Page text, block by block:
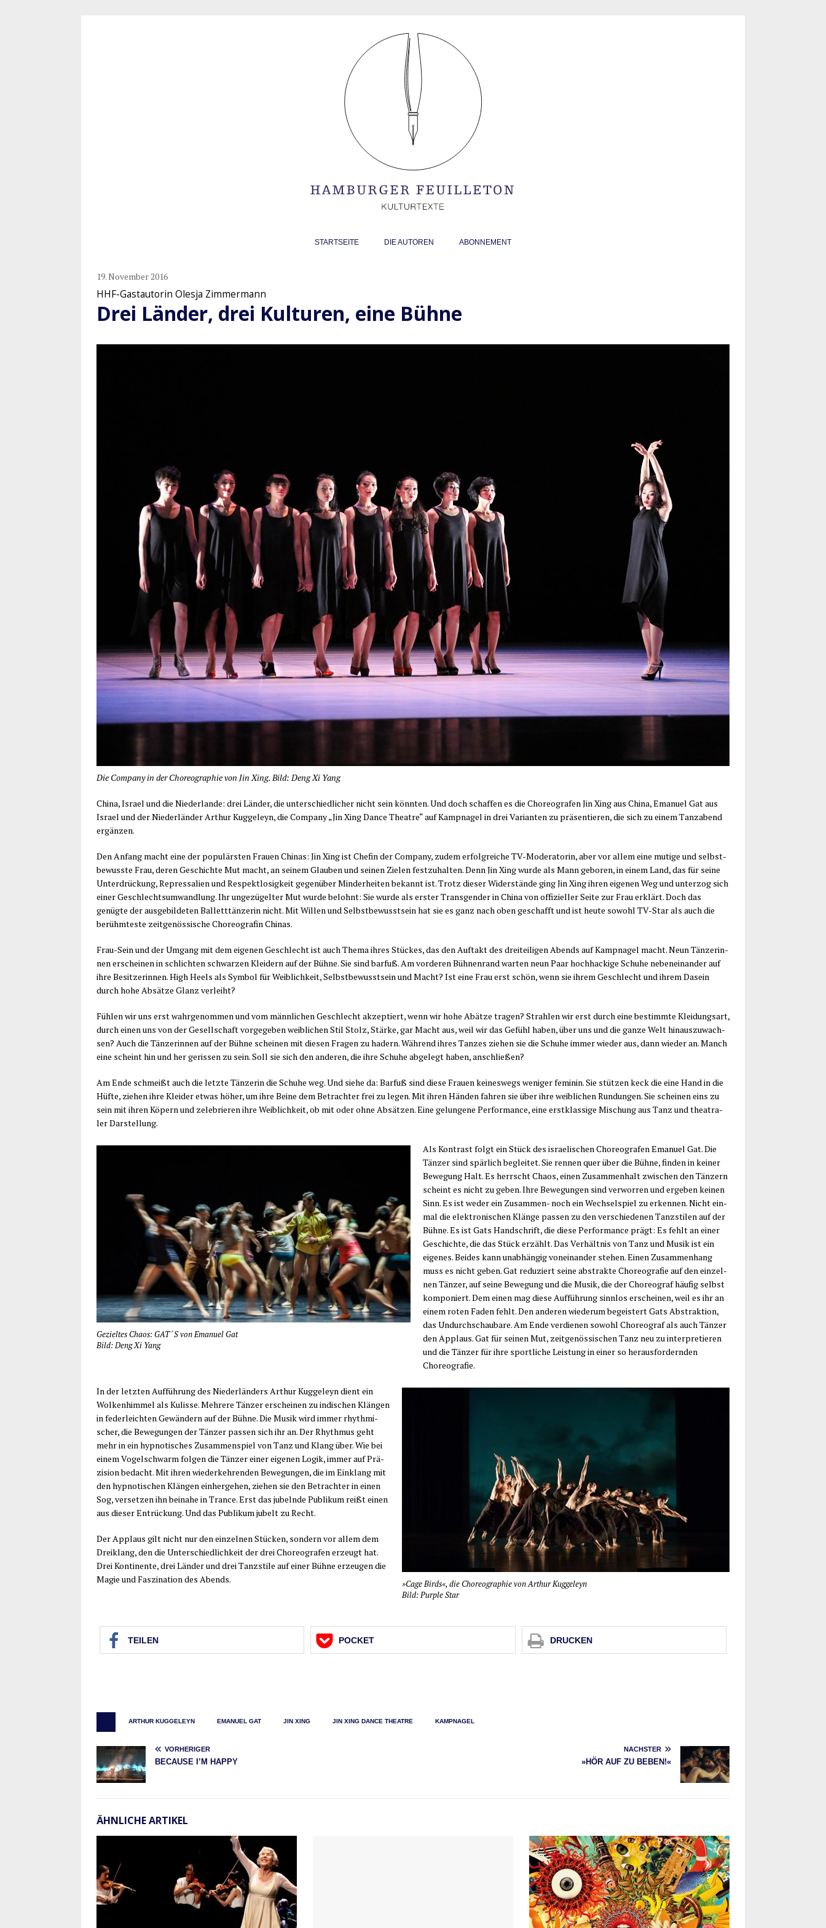
STARTSEITE DIE AUTOREN ABONNEMENT
19. November 2016
HHF-Gastautorin Olesja Zimmermann
Drei Länder, drei Kulturen, eine Bühne
Die Company in der Choreographie von Jin Xing. Bild: Deng Xi Yang
Chi­na, Isra­el und die Nie­der­lan­de: drei Län­der, die unter­schied­li­cher nicht sein könn­ten. Und doch schaf­fen es die Cho­reo­gra­fen Jin Xing aus Chi­na, Ema­nu­el Gat aus
Isra­el und der Nie­der­län­der Arthur Kug­ge­leyn, die Com­pa­ny „Jin Xing Dance Theat­re“ auf Kamp­na­gel in drei Vari­an­ten zu prä­sen­tie­ren, die sich zu einem Tanz­abend
ergänzen.
Den Anfang macht eine der popu­lärs­ten Frau­en Chi­nas: Jin Xing ist Che­fin der Com­pa­ny, zudem erfolg­rei­che TV-Mode­ra­to­rin, aber vor allem eine muti­ge und selbst­
be­wuss­te Frau, deren Geschich­te Mut macht, an sei­nem Glau­ben und sei­nen Zie­len fest­zu­hal­ten. Denn Jin Xing wur­de als Mann gebo­ren, in einem Land, das für sei­ne
Unter­drü­ckung, Repres­sa­li­en und Respekt­lo­sig­keit gegen­über Min­der­hei­ten bekannt ist. Trotz die­ser Wider­stän­de ging Jin Xing ihren eige­nen Weg und unter­zog sich
einer Geschlechts­um­wand­lung. Ihr unge­zü­gel­ter Mut wur­de belohnt: Sie wur­de als ers­ter Trans­gen­der in Chi­na von offi­zi­el­ler Sei­te zur Frau erklärt. Doch das
genüg­te der aus­ge­bil­de­ten Bal­lett­tän­ze­rin nicht. Mit Wil­len und Selbst­be­wusst­sein hat sie es ganz nach oben geschafft und ist heu­te sowohl TV-Star als auch die
berühm­tes­te zeit­ge­nös­si­sche Cho­reo­gra­fin Chinas.
Frau-Sein und der Umgang mit dem eige­nen Geschlecht ist auch The­ma ihres Stü­ckes, das den Auf­takt des drei­tei­li­gen Abends auf Kamp­na­gel macht. Neun Tän­ze­rin­
nen erschei­nen in schlich­ten schwar­zen Klei­dern auf der Büh­ne. Sie sind bar­fuß. Am vor­de­ren Büh­nen­rand war­ten neun Paar hoch­ha­cki­ge Schu­he neben­ein­an­der auf
ihre Besit­ze­rin­nen. High Heels als Sym­bol für Weib­lich­keit, Selbst­be­wusst­sein und Macht? Ist eine Frau erst schön, wenn sie ihrem Geschlecht und ihrem Dasein
durch hohe Absät­ze Glanz verleiht?
Füh­len wir uns erst wahr­ge­nom­men und vom männ­li­chen Geschlecht akzep­tiert, wenn wir hohe Abät­ze tra­gen? Strah­len wir erst durch eine bestimm­te Klei­dungs­art,
durch einen uns von der Gesell­schaft vor­ge­ge­ben weib­li­chen Stil Stolz, Stär­ke, gar Macht aus, weil wir das Gefühl haben, über uns und die gan­ze Welt hin­aus­zu­wach­
sen? Auch die Tän­ze­rin­nen auf der Büh­ne schei­nen mit die­sen Fra­gen zu hadern. Wäh­rend ihres Tan­zes zie­hen sie die Schu­he immer wie­der aus, dann wie­der an. Manch
eine scheint hin und her geris­sen zu sein. Soll sie sich den ande­ren, die ihre Schu­he abge­legt haben, anschließen?
Am Ende schmeißt auch die letz­te Tän­ze­rin die Schu­he weg. Und sie­he da: Bar­fuß sind die­se Frau­en kei­nes­wegs weni­ger femi­nin. Sie stüt­zen keck die eine Hand in die
Hüf­te, zie­hen ihre Klei­der etwas höher, um ihre Bei­ne dem Betrach­ter frei zu legen. Mit ihren Hän­den fah­ren sie über ihre weib­li­chen Run­dun­gen. Sie schei­nen eins zu
sein mit ihren Köpern und zele­brie­ren ihre Weib­lich­keit, ob mit oder ohne Absät­zen. Eine gelun­ge­ne Per­for­mance, eine erst­klas­si­ge Mischung aus Tanz und thea­tra­
ler Darstellung.
Geziel­tes Cha­os: GAT´S von Ema­nu­el Gat
Bild: Deng Xi Yang
Als Kon­trast folgt ein Stück des israe­li­schen Cho­reo­gra­fen Ema­nu­el Gat. Die
Tän­zer sind spär­lich beglei­tet. Sie ren­nen quer über die Büh­ne, fin­den in kei­ner
Bewe­gung Halt. Es herrscht Cha­os, einen Zusam­men­halt zwi­schen den Tän­zern
scheint es nicht zu geben. Ihre Bewe­gun­gen sind ver­wor­ren und erge­ben kei­nen
Sinn. Es ist weder ein Zusam­men- noch ein Wech­sel­spiel zu erken­nen. Nicht ein­
mal die elek­tro­ni­schen Klän­ge pas­sen zu den ver­schie­de­nen Tanz­sti­len auf der
Büh­ne. Es ist Gats Hand­schrift, die die­se Per­for­mance prägt: Es fehlt an einer
Geschich­te, die das Stück erzählt. Das Ver­hält­nis von Tanz und Musik ist ein
eige­nes. Bei­des kann unab­hän­gig von­ein­an­der ste­hen. Einen Zusam­men­hang
muss es nicht geben. Gat redu­ziert sei­ne abs­trak­te Cho­reo­gra­fie auf den ein­zel­
nen Tän­zer, auf sei­ne Bewe­gung und die Musik, die der Cho­reo­graf häu­fig selbst
kom­po­niert. Dem einen mag die­se Auf­füh­rung sinn­los erschei­nen, weil es ihr an
einem roten Faden fehlt. Den ande­ren wie­der­um begeis­tert Gats Abs­trak­ti­on,
das Undurch­schau­ba­re. Am Ende ver­die­nen sowohl Cho­reo­graf als auch Tän­zer
den Applaus. Gat für sei­nen Mut, zeit­ge­nös­si­schen Tanz neu zu inter­pre­tie­ren
und die Tän­zer für ihre sport­li­che Leis­tung in einer so her­aus­for­dern­den
Choreografie.
»Cage Birds«, die Cho­reo­gra­phie von Arthur Kug­ge­leyn
Bild: Pur­ple Star
In der letz­ten Auf­füh­rung des Nie­der­län­ders Arthur Kug­ge­leyn dient ein
Wol­ken­him­mel als Kulis­se. Meh­re­re Tän­zer erschei­nen zu indi­schen Klän­gen
in feder­leich­ten Gewän­dern auf der Büh­ne. Die Musik wird immer rhyth­mi­
scher, die Bewe­gun­gen der Tän­zer pas­sen sich ihr an. Der Rhyth­mus geht
mehr in ein hyp­no­ti­sches Zusam­men­spiel von Tanz und Klang über. Wie bei
einem Vogel­schwarm fol­gen die Tän­zer einer eige­nen Logik, immer auf Prä­
zi­si­on bedacht. Mit ihren wie­der­keh­ren­den Bewe­gun­gen, die im Ein­klang mit
den hyp­no­ti­schen Klän­gen ein­her­ge­hen, zie­hen sie den Betrach­ter in einen
Sog, ver­set­zen ihn bei­na­he in Trance. Erst das jubeln­de Publi­kum reißt einen
aus die­ser Ent­rü­ckung. Und das Publi­kum jubelt zu Recht.
Der Applaus gilt nicht nur den ein­zel­nen Stü­cken, son­dern vor allem dem
Drei­klang, den die Unter­schied­lich­keit der drei Cho­reo­gra­fen erzeugt hat.
Drei Kon­ti­nen­te, drei Län­der und drei Tanz­sti­le auf einer Büh­ne erzeu­gen die
Magie und Fas­zi­na­ti­on des Abends.
TEI­LEN POCKET DRU­CKEN
ARTHUR KUGGELEYN EMANUEL GAT JIN XING JIN XING DANCE THEATRE KAMPNAGEL
VORHERIGER
BECAUSE I’M HAPPY
NÄCHSTER
»HÖR AUF ZU BEBEN!«
ÄHNLICHE ARTIKEL